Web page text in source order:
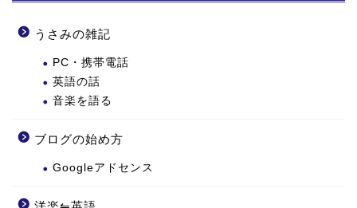
うさみの雑記
PC・携帯電話
英語の話
音楽を語る
ブログの始め方
Googleアドセンス